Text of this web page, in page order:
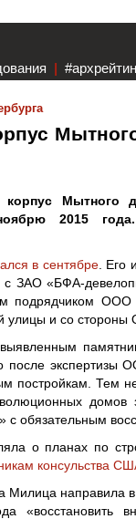
|
Мытного
2015
в сентябре. Его
ЗАО «БФА-
подрядчиком
и со стороны
после экспертизы
постройкам. Тем
домов
с обязательным
о планах по
консульства
направила в
«восстановить